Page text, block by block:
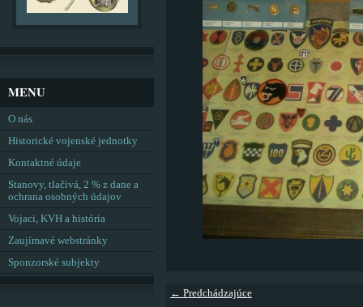
← Predchádzajúce
MENU
O nás
Historické vojenské jednotky
Kontaktné údaje
Stanovy, tlačivá, 2 % z dane a
ochrana osobných údajov
Vojaci, KVH a história
Zaujímavé webstránky
Sponzorské subjekty